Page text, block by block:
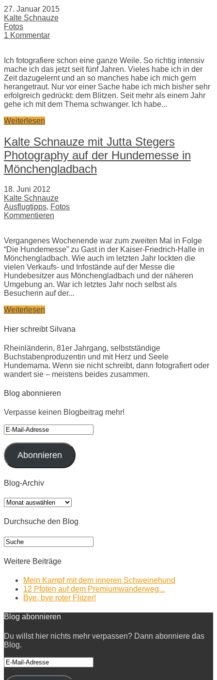
27. Januar 2015
Kalte Schnauze
Fotos
1 Kommentar
Ich fotografiere schon eine ganze Weile. So richtig intensiv
mache ich das jetzt seit fünf Jahren. Vieles habe ich in der
Zeit dazugelernt und an so manches habe ich mich gern
herangetraut. Nur vor einer Sache habe ich mich bisher sehr
erfolgreich gedrückt: dem Blitzen. Seit mehr als einem Jahr
gehe ich mit dem Thema schwanger. Ich habe...
Weiterlesen
Kalte Schnauze mit Jutta Stegers
Photography auf der Hundemesse in
Mönchengladbach
18. Juni 2012
Kalte Schnauze
Ausflugtipps, Fotos
Kommentieren
Vergangenes Wochenende war zum zweiten Mal in Folge
“Die Hundemesse” zu Gast in der Kaiser-Friedrich-Halle in
Mönchengladbach. Wie auch im letzten Jahr lockten die
vielen Verkaufs- und Infostände auf der Messe die
Hundebesitzer aus Mönchengladbach und der näheren
Umgebung an. War ich letztes Jahr noch selbst als
Besucherin auf der...
Weiterlesen
Hier schreibt Silvana
Rheinländerin, 81er Jahrgang, selbstständige
Buchstabenproduzentin und mit Herz und Seele
Hundemama. Wenn sie nicht schreibt, dann fotografiert oder
wandert sie – meistens beides zusammen.
Blog abonnieren
Verpasse keinen Blogbeitrag mehr!
E-
Mail-
Adresse
Abonnieren
Blog-Archiv
Blog-
Durchsuche den Blog
Weitere Beiträge
Mein Kampf mit dem inneren Schweinehund
12 Pfoten auf dem Premiumwanderweg...
Bye, bye roter Flitzer!
Blog abonnieren
Du willst hier nichts mehr verpassen? Dann abonniere das
Blog.
E-
Mail-
Adresse